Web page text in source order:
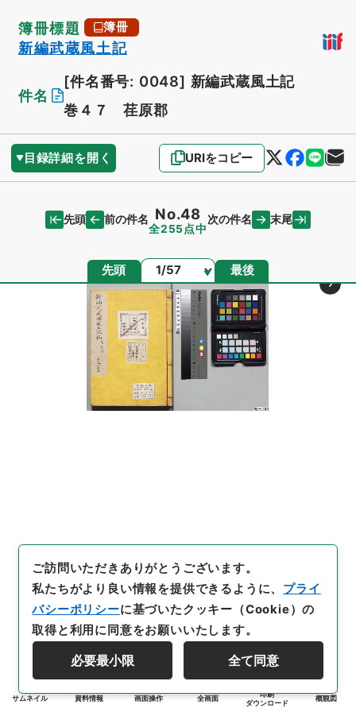
簿冊標題 簿冊
新編武蔵風土記
件名
[件名番号: 0048] 新編武蔵風土記
巻４７ 荏原郡
目録詳細を開く URIをコピー
先頭 前の件名 No.48
全255点中
次の件名 末尾
先頭 ページ 最後
サムネイル 資料情報 画面操作 全画面
印刷
ダウンロード
概観図
ご訪問いただきありがとうございます。
私たちがより良い情報を提供できるように、 プライ
バシーポリシーに基づいたクッキー（Cookie）の
取得と利用に同意をお願いいたします。
必要最小限 全て同意